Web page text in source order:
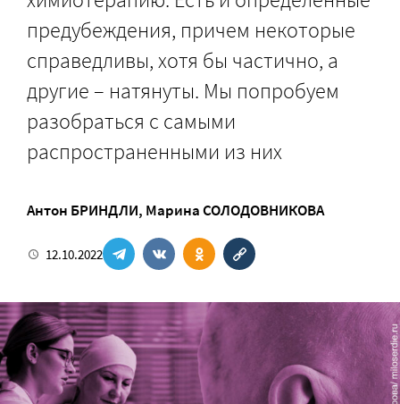
предубеждения, причем некоторые
справедливы, хотя бы частично, а
другие – натянуты. Мы попробуем
разобраться с самыми
распространенными из них
Антон БРИНДЛИ, Марина СОЛОДОВНИКОВА
12.10.2022